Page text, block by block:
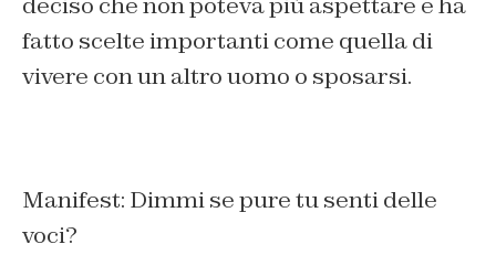
fatto scelte importanti come quella di
vivere con un altro uomo o sposarsi.
Manifest: Dimmi se pure tu senti delle
voci?